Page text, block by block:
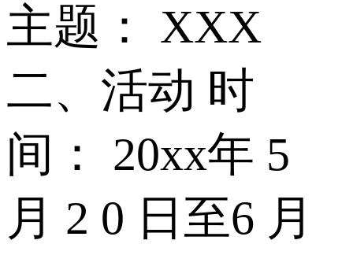
主题： XXX
二、活动 时
间： 20xx年 5
月 2 0 日至6 月